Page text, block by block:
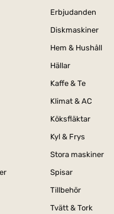
Erbjudanden
Diskmaskiner
Hem & Hushåll
Hällar
Kaffe & Te
Klimat & AC
Köksfläktar
Kyl & Frys
Stora maskiner
Spisar
Tillbehör
Tvätt & Tork